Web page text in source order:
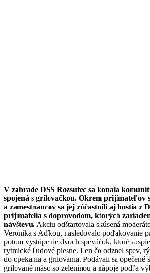
V záhrade DSS Rozsutec sa konala
spojená s grilovačkou. Okrem prijímateľov
a zamestnancov sa jej zúčastnili aj hostia z
prijímatelia s doprovodom, ktorých
návštevu. Akciu odštartovala skúsená
Veronika s Aďkou, nasledovalo poďakovanie
potom vystúpenie dvoch speváčok, ktoré
rytmické ľudové piesne. Len čo odznel spev,
do opekania a grilovania. Podávali sa opečené
grilované mäso so zeleninou a nápoje podľa